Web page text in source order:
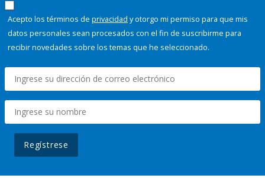
Acepto los términos de privacidad y otorgo mi permiso para que mis
datos personales sean procesados con el fin de suscribirme para
recibir novedades sobre los temas que he seleccionado.
Regístrese